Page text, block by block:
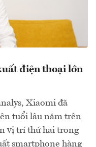
điện thoại lớn
Xiaomi đã
tuổi lâu năm trên
vị trí thứ hai trong
smartphone hàng